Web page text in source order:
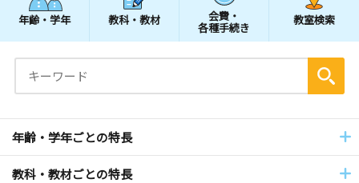
年齢・学年 教科・教材 会費・
各種手続き
教室検索
年齢・学年ごとの特長
教科・教材ごとの特長